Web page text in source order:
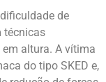
de
técnicas
altura. A vítima
do tipo SKED e,